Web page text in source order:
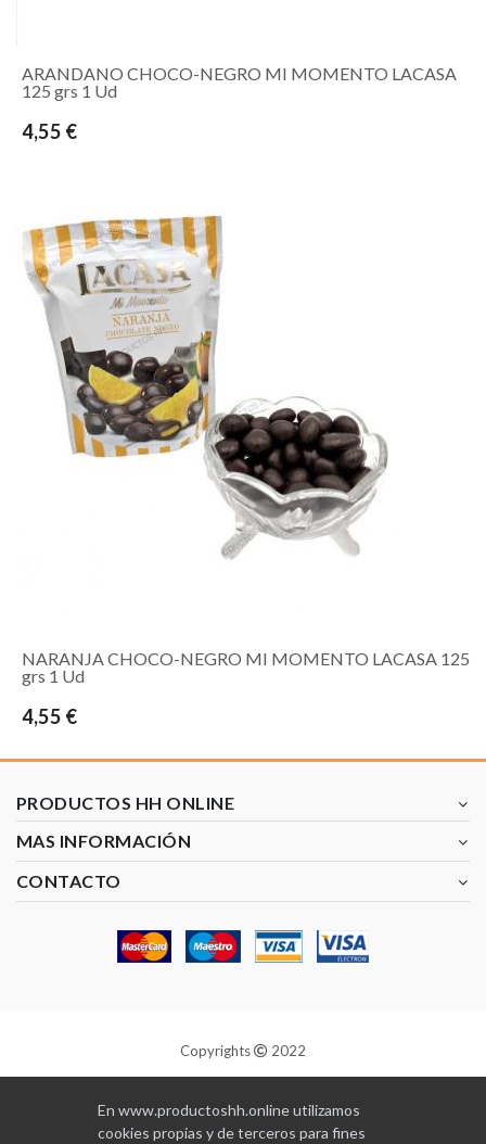
ARANDANO CHOCO-NEGRO MI MOMENTO LACASA
125 grs 1 Ud
4,55 €
NARANJA CHOCO-NEGRO MI MOMENTO LACASA 125
grs 1 Ud
4,55 €
PRODUCTOS HH ONLINE
MAS INFORMACIÓN
CONTACTO
Copyrights 2022
Diseñado y programado porGABALA
En www.productoshh.online utilizamos
cookies propias y de terceros para fines